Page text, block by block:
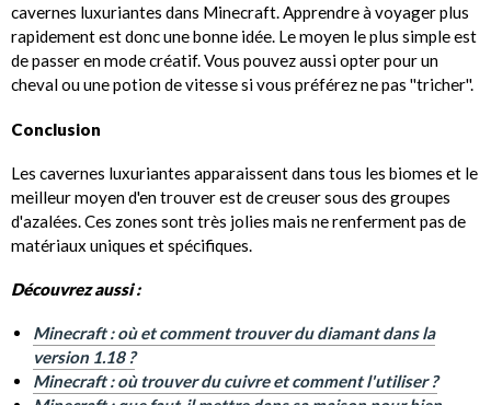
cavernes luxuriantes dans Minecraft. Apprendre à voyager plus
rapidement est donc une bonne idée. Le moyen le plus simple est
de passer en mode créatif. Vous pouvez aussi opter pour un
cheval ou une potion de vitesse si vous préférez ne pas ''tricher''.
Conclusion
Les cavernes luxuriantes apparaissent dans tous les biomes et le
meilleur moyen d'en trouver est de creuser sous des groupes
d'azalées. Ces zones sont très jolies mais ne renferment pas de
matériaux uniques et spécifiques.
Découvrez aussi :
Minecraft : où et comment trouver du diamant dans la
version 1.18 ?
Minecraft : où trouver du cuivre et comment l'utiliser ?